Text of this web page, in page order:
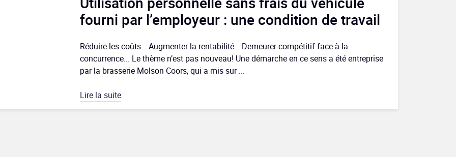
fourni par l’employeur : une condition de travail
Réduire les coûts… Augmenter la rentabilité… Demeurer compétitif face à la
concurrence... Le thème n’est pas nouveau! Une démarche en ce sens a été entreprise
par la brasserie Molson Coors, qui a mis sur ...
Lire la suite